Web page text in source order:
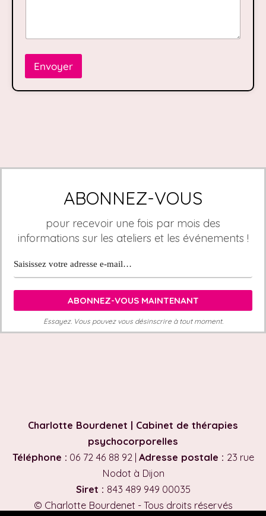
Envoyer
ABONNEZ-VOUS
pour recevoir une fois par mois des
informations sur les ateliers et les événements !
Essayez. Vous pouvez vous désinscrire à tout moment.
Charlotte Bourdenet | Cabinet de thérapies
psychocorporelles
Téléphone : 06 72 46 88 92 | Adresse postale : 23 rue
Nodot à Dijon
Siret : 843 489 949 00035
© Charlotte Bourdenet - Tous droits réservés